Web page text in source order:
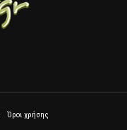
Όροι χρήσης